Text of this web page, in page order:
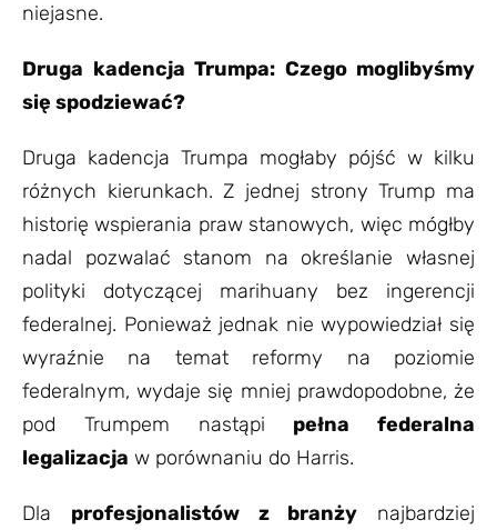
niejasne.
Druga kadencja Trumpa: Czego moglibyśmy
się spodziewać?
Druga kadencja Trumpa mogłaby pójść w kilku
różnych kierunkach. Z jednej strony Trump ma
historię wspierania praw stanowych, więc mógłby
nadal pozwalać stanom na określanie własnej
polityki dotyczącej marihuany bez ingerencji
federalnej. Ponieważ jednak nie wypowiedział się
wyraźnie na temat reformy na poziomie
federalnym, wydaje się mniej prawdopodobne, że
pod Trumpem nastąpi pełna federalna
legalizacja w porównaniu do Harris.
Dla profesjonalistów z branży najbardziej